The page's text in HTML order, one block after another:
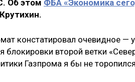
Об этом ФБА «Экономика
констатировал очевидное —
блокировки второй ветки
Газпрома я бы не